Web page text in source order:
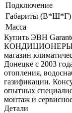
Подключение
Габариты (В*Ш*Г)
Масса
Купить ЭВН
КОНДИЦИОНЕРЫ" –
магазин
Донецке с 2003
отопления,
газификации.
опытных
монтаж и
Детали